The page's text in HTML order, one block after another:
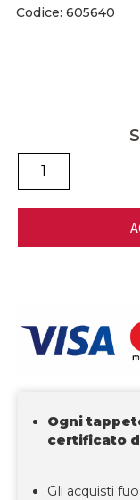
Codice: 605640
Ogni
certificato
Gli acquisti